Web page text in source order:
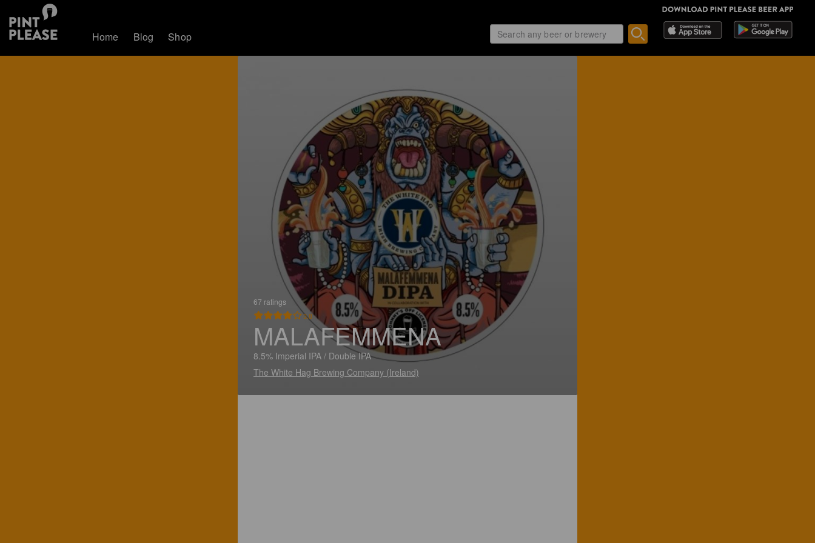
Home Blog Shop
67 ratings
3.8
MALAFEMMENA
8.5% Imperial IPA / Double IPA
The White Hag Brewing Company (Ireland)